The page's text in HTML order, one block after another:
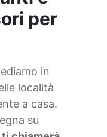
per
in
località
a casa.
su